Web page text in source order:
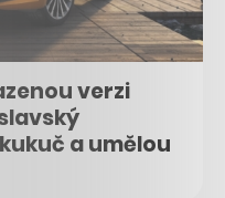
verzi
a umělou